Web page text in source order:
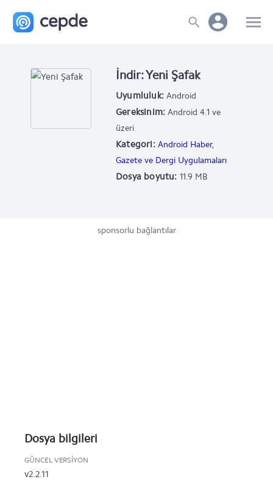
İndir: Yeni Şafak
Uyumluluk: Android
Gereksinim: Android 4.1 ve
üzeri
Kategori: Android Haber,
Gazete ve Dergi Uygulamaları
Dosya boyutu: 11.9 MB
sponsorlu bağlantılar
Dosya bilgileri
GÜNCEL VERSIYON
v2.2.11